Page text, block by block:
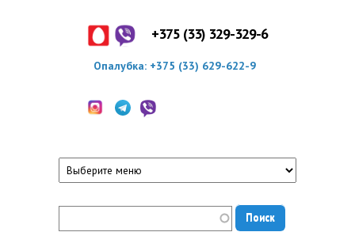
+375 (33) 329-329-6
Опалубка: +375 (33) 629-622-9